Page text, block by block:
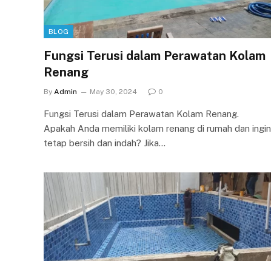
BLOG
Fungsi Terusi dalam Perawatan Kolam
Renang
By Admin May 30, 2024 0
Fungsi Terusi dalam Perawatan Kolam Renang.
Apakah Anda memiliki kolam renang di rumah dan ingin
tetap bersih dan indah? Jika…